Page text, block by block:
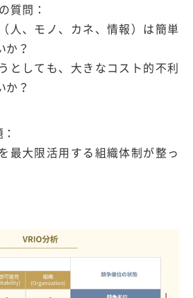
質問：
人、モノ、カネ、情報）は簡単
か？
としても、大きなコスト的不利
か？
最大限活用する組織体制が整っ